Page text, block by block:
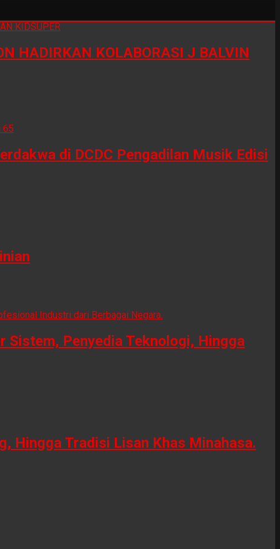
HADIRKAN KOLABORASI J BALVIN
di DCDC Pengadilan Musik Edisi
Sistem, Penyedia Teknologi, Hingga
Hingga Tradisi Lisan Khas Minahasa.